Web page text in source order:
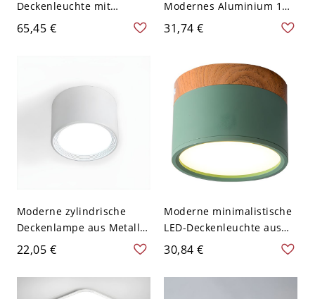
Deckenleuchte mit
Acrylschirm - Walnuss
Farbe 110V-120V 22,86 cm
65,45 €
Modernes Aluminium 1
Licht Flush Mount für
Studie Wohnzimmer -
cm Weißlicht
31,74 €
Moderne zylindrische
Deckenlampe aus Metall
mit 1 Licht für
Restaurants - Weiß 110V-
120V 8,89 cm Weißlicht
22,05 €
Moderne minimalistische
LED-Deckenleuchte aus
lackiertem Aluminium mit
Acrylschirm - Grün 110V-
120V Weißlicht
30,84 €